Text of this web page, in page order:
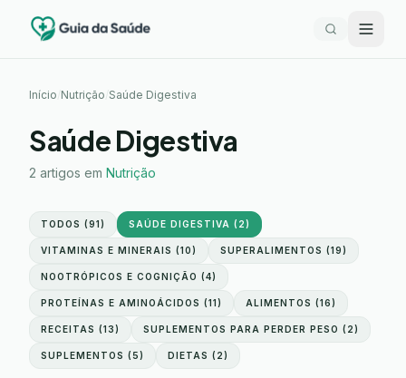
Início Nutrição Saúde Digestiva
Saúde Digestiva
2 artigos em Nutrição
TODOS (91) SAÚDE DIGESTIVA ( 2)
VITAMINAS E MINERAIS (10) SUPERALIMENTOS (19)
NOOTRÓPICOS E COGNIÇÃO (4)
PROTEÍNAS E AMINOÁCIDOS (11) ALIMENTOS (16)
RECEITAS (13) SUPLEMENTOS PARA PERDER PESO ( 2)
SUPLEMENTOS ( 5) DIETAS ( 2)